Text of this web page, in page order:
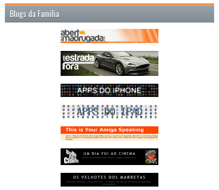
Blogs da Família